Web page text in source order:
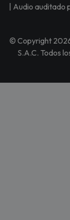
| Audio auditado
© Copyright
S.A.C. Todos